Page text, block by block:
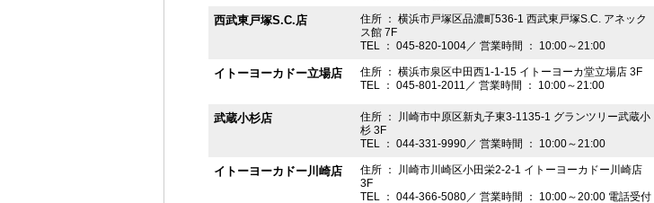
西武東戸塚S.C.店
住所 ： 横浜市戸塚区品濃町536-1 西武東戸塚S.C. アネック
ス館 7F
TEL ： 045-820-1004／ 営業時間 ： 10:00～21:00
イトーヨーカドー立場店
住所 ： 横浜市泉区中田西1-1-15 イトーヨーカ堂立場店 3F
TEL ： 045-801-2011／ 営業時間 ： 10:00～21:00
武蔵小杉店
住所 ： 川崎市中原区新丸子東3-1135-1 グランツリー武蔵小
杉 3F
TEL ： 044-331-9990／ 営業時間 ： 10:00～21:00
イトーヨーカドー川崎店
住所 ： 川崎市川崎区小田栄2-2-1 イトーヨーカドー川崎店
3F
TEL ： 044-366-5080／ 営業時間 ： 10:00～20:00 電話受付